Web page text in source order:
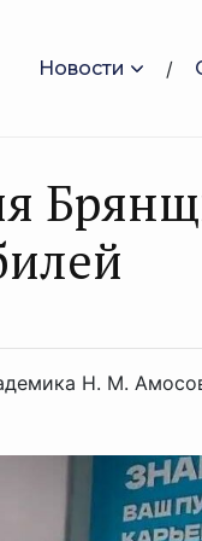
Новости
Н. М.